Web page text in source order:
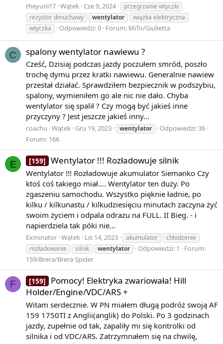
theyurii17 Wątek Cze 9, 2024
przegrzanie wtyczki
rezystor dmuchawy
wentylator
wiązka elektryczna
wtyczka
Odpowiedzi: 0 Forum: MiTo/Giulietta
C spalony wentylator nawiewu ?
Cześć, Dzisiaj podczas jazdy poczułem smród, poszło
trochę dymu przez kratki nawiewu. Generalnie nawiew
przestał działać. Sprawdziłem bezpiecznik w podszybiu,
spalony, wymieniłem go ale nic nie dało. Chyba
wentylator się spalił ? Czy mogą być jakieś inne
przyczyny ? Jest jeszcze jakieś inny...
coachu Wątek Gru 19, 2023 wentylator
Odpowiedzi: 36
Forum: 166
E [159] Wentylator !!! Rozładowuje silnik
Wentylator !!! Rozładowuje akumulator Siemanko Czy
ktoś coś takiego miał.... Wentylator ten duży. Po
zgaszeniu samochodu. Wszystko pięknie ładnie, po
kilku / kilkunastu / kilkudziesięciu minutach zaczyna żyć
swoim życiem i odpala odrazu na FULL. II Bieg. - i
napierdziela tak póki nie...
Exminator Wątek Lis 14, 2023 akumulator
chłodzenie
rozładowanie
silnik wentylator Odpowiedzi: 1
Forum:
159/Brera/Brera Spider
F [159]
Pomocy! Elektryka zwariowała! Hill
Holder/Engine/VDC/ARS +
Witam serdecznie. W PN miałem długą podróż swoją AF
159 1750TI z Anglii(anglik) do Polski. Po 3 godzinach
jazdy, zupełnie od tak, zapaliły mi się kontrolki od
silnika i od VDC/ARS. Zatrzymnałem się na chwilę,